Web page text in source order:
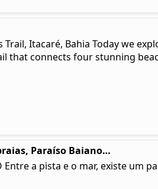
Itacaré, Bahia Today we
that connects four stunning
Paraíso Baiano…
Entre a pista e o mar, existe um